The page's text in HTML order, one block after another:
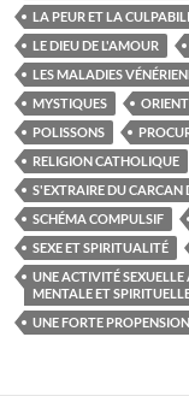
LA PEUR ET LA
LE DIEU DE L'AMOUR
LES MALADIES
MYSTIQUES
ORIENT
POLISSONS
RELIGION CATHOLIQUE
S'EXTRAIRE DU
SCHÉMA COMPULSIF
SEXE ET SPIRITUALITÉ
UNE ACTIVITÉ
MENTALE ET
UNE FORTE